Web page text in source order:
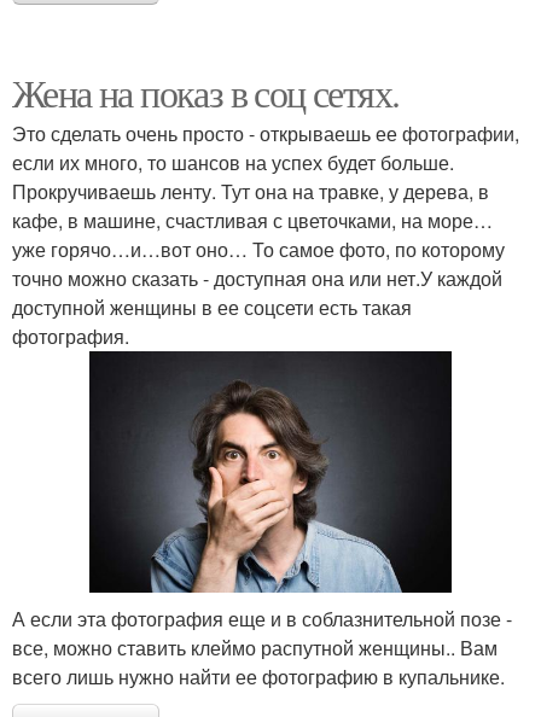
Жена на показ в соц сетях.
Это сделать очень просто - открываешь ее фотографии,
если их много, то шансов на успех будет больше.
Прокручиваешь ленту. Тут она на травке, у дерева, в
кафе, в машине, счастливая с цветочками, на море…
уже горячо…и…вот оно… То самое фото, по которому
точно можно сказать - доступная она или нет.У каждой
доступной женщины в ее соцсети есть такая
фотография.
А если эта фотография еще и в соблазнительной позе -
все, можно ставить клеймо распутной женщины.. Вам
всего лишь нужно найти ее фотографию в купальнике.